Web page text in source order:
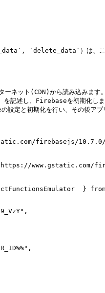
`delete_data`）は、こ
firebasejs/
www.gstatic.com/
}